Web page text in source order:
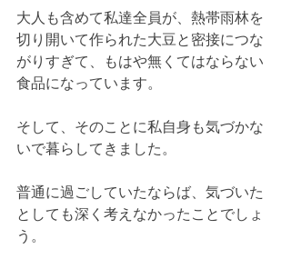
大人も含めて私達全員が、熱帯雨林を
切り開いて作られた大豆と密接につな
がりすぎて、もはや無くてはならない
食品になっています。
そして、そのことに私自身も気づかな
いで暮らしてきました。
普通に過ごしていたならば、気づいた
としても深く考えなかったことでしょ
う。